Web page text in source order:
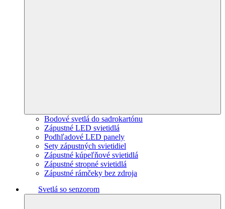
Bodové svetlá do sadrokartónu
Zápustné LED svietidlá
Podhľadové LED panely
Sety zápustných svietidiel
Zápustné kúpeľňové svietidlá
Zápustné stropné svietidlá
Zápustné rámčeky bez zdroja
Svetlá so senzorom